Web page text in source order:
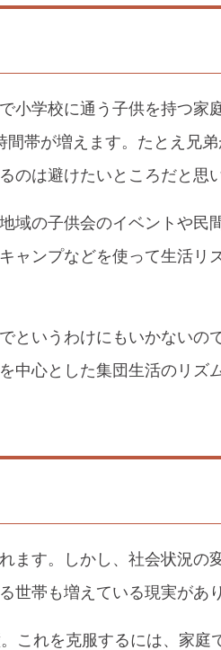
小学校に通う子供を持つ家
帯が増えます。たとえ兄
のは避けたいところだと思い
域の子供会のイベントや民
ャンプなどを使って生活リ
というわけにもいかないの
中心とした集団生活のリズ
ます。しかし、社会状況の
世帯も増えている現実があり
これを克服するには、家庭